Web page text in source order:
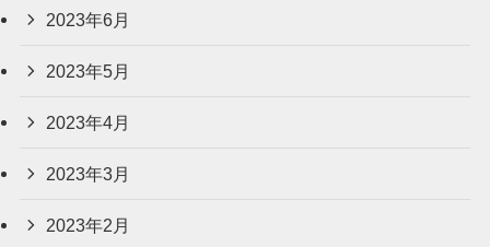
2023年6月
2023年5月
2023年4月
2023年3月
2023年2月